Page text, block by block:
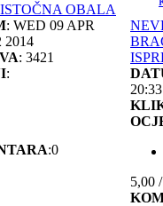
OBALA
: WED 09 APR
2014
: 3421
:
:0
5,00